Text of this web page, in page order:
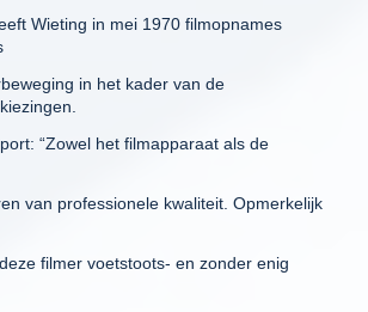
Wieting in mei 1970 filmopnames
in het kader van de
“Zowel het filmapparaat als de
van professionele kwaliteit. Opmerkelijk
filmer voetstoots- en zonder enig